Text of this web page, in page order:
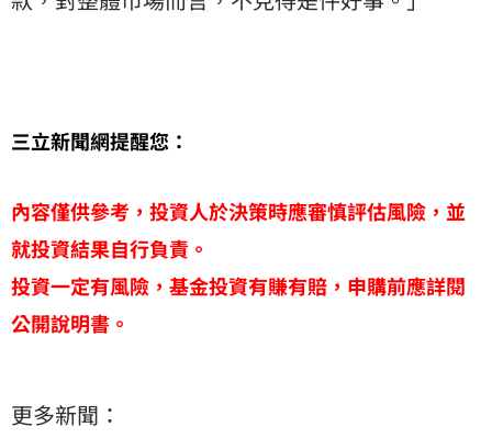
三立新聞網提醒您：
內容僅供參考，投資人於決策時應審慎評估風險，並
就投資結果自行負責。
投資一定有風險，基金投資有賺有賠，申購前應詳閱
公開說明書。
更多新聞：